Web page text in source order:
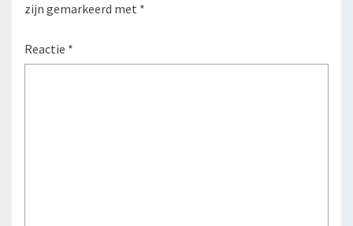
zijn gemarkeerd met *
Reactie *